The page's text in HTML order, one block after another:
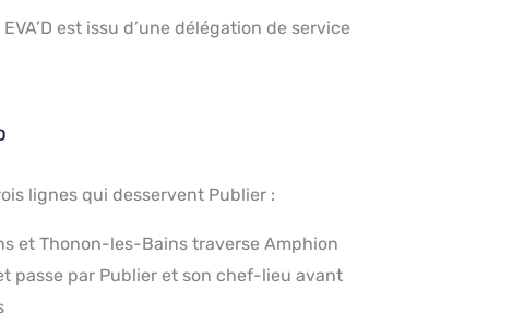
est issu d’une délégation de service
lignes qui desservent Publier :
et Thonon-les-Bains traverse Amphion
passe par Publier et son chef-lieu avant